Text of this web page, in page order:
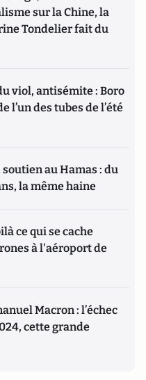
sur la Chine, la
Tondelier fait du
viol, antisémite : Boro
l’un des tubes de l’été
soutien au Hamas : du
la même haine
ce qui se cache
à l'aéroport de
Macron : l’échec
cette grande